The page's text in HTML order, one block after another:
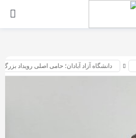
دانشگاه آزاد آبادان؛ حامی اصلی رویداد